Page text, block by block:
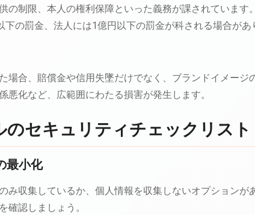
の制限、本人の権利保障といった義務が課されています
下の罰金、法人には1億円以下の罰金が科される場合があ
場合、賠償金や信用失墜だけでなく、ブランドイメージ
悪化など、広範囲にわたる損害が発生します。
のセキュリティチェックリスト
最小化
み収集しているか、個人情報を収集しないオプションが
確認しましょう。